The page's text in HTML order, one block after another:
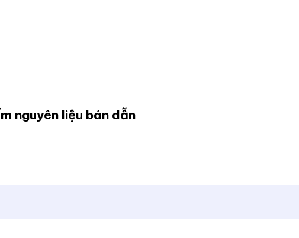
nguyên liệu bán dẫn